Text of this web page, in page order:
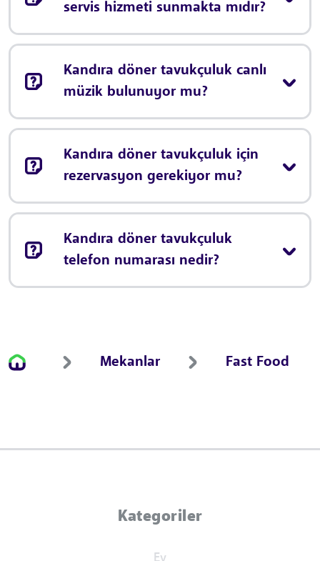
servis hizmeti sunmakta mıdır?
Kandıra döner tavukçuluk canlı
müzik bulunuyor mu?
Kandıra döner tavukçuluk için
rezervasyon gerekiyor mu?
Kandıra döner tavukçuluk
telefon numarası nedir?
Mekanlar Fast Food
Kategoriler
Ev